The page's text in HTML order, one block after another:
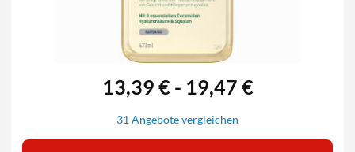
13,39 € - 19,47 €
31 Angebote vergleichen